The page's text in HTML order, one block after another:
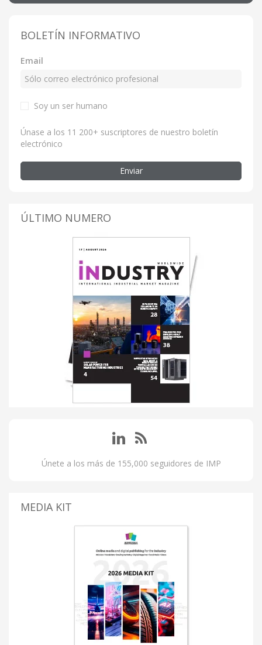
BOLETÍN INFORMATIVO
Email
Soy un ser humano
Únase a los 11 200+ suscriptores de nuestro boletín
electrónico
Enviar
ÚLTIMO NUMERO
Únete a los más de 155,000 seguidores de IMP
MEDIA KIT